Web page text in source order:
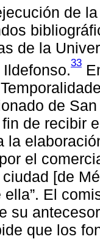
de
de la
33
de
de recibir
la
el
ciudad [de
ella”. El
su
que los